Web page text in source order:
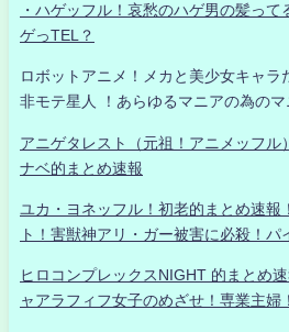
・ハゲッフル！哀愁のハゲ男の髪っ
ゲっTEL？
ロボットアニメ！メカと美少女キャラ
非モテ星人 ！あらゆるマニアの為のマ
アニゲタレスト（元祖！アニメッフ
ナベ的まとめ速報
ユカ・ヨネッフル！初老的まとめ速報
ト！害獣神アリ・ガー被害に必殺！パ
ヒロコンプレックスNIGHT 的まとめ
ャアラフィフ女子のめざせ！専業主婦